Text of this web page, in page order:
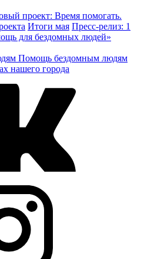
проект: Время помогать.
Итоги мая Пресс-релиз: 1
для бездомных людей»
Помощь бездомным людям
нашего города